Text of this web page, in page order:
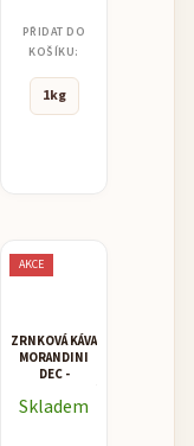
PŘIDAT DO
KOŠÍKU:
1kg
AKCE
ZRNKOVÁ KÁVA
MORANDINI
DEC -
Skladem